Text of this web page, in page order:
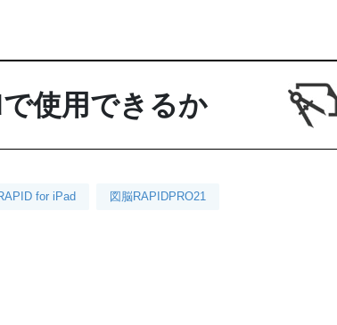
使用できるか
for iPad 図脳RAPIDPRO21